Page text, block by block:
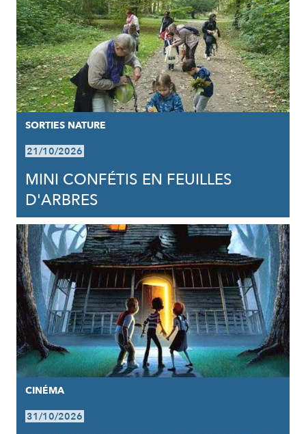
SORTIES NATURE
21/10/2026
MINI CONFÉTIS EN FEUILLES
D'ARBRES
CINÉMA
31/10/2026